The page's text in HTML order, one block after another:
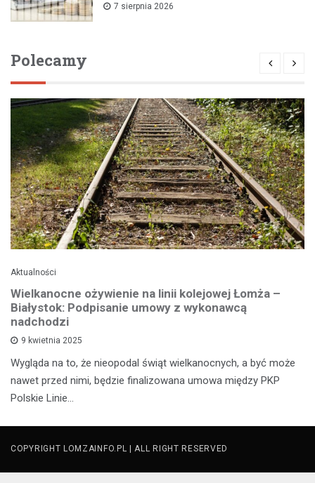
7 sierpnia 2026
Polecamy
Aktualności
Wielkanocne ożywienie na linii kolejowej Łomża –
Białystok: Podpisanie umowy z wykonawcą
nadchodzi
9 kwietnia 2025
Wygląda na to, że nieopodal świąt wielkanocnych, a być może
nawet przed nimi, będzie finalizowana umowa między PKP
Polskie Linie…
COPYRIGHT LOMZAINFO.PL | ALL RIGHT RESERVED